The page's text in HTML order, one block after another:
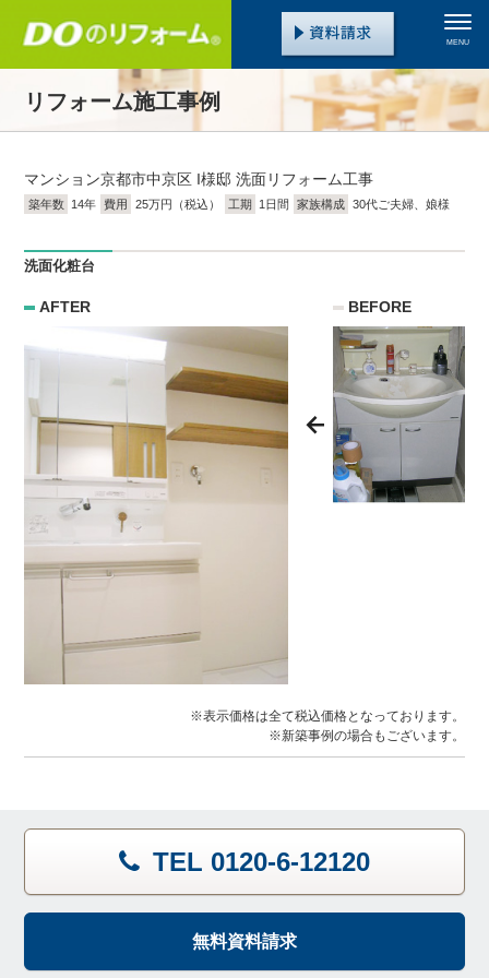
MENU
リフォーム施工事例
マンション京都市中京区 I様邸 洗面リフォーム工事
築年数 14年 費用 25万円（税込） 工期 1日間 家族構成 30代ご夫婦、娘様
洗面化粧台
BEFORE
AFTER
※表示価格は全て税込価格となっております。
※新築事例の場合もございます。
TEL 0120-6-12120
無料資料請求